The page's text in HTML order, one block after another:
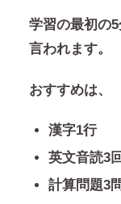
学習の最初の
言われます。
おすすめは、
漢字1行
英文音読3回
計算問題3